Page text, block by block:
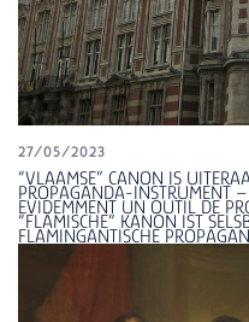
27/05/2023
“VLAAMSE” CANON IS
PROPAGANDA-INSTRUMENT
EVIDEMMENT UN OUTIL DE
“FLÄMISCHE” KANON IST
FLAMINGANTISCHE